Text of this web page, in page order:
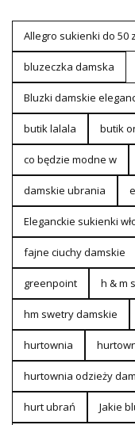
Allegro sukienki do 50
bluzeczka damska
Bluzki damskie
butik lalala butik
co będzie modne w
damskie ubrania
Eleganckie sukienki
fajne ciuchy damskie
greenpoint h & m
hm swetry damskie
hurtownia
hurtownia odzieży
hurt ubrań Jakie